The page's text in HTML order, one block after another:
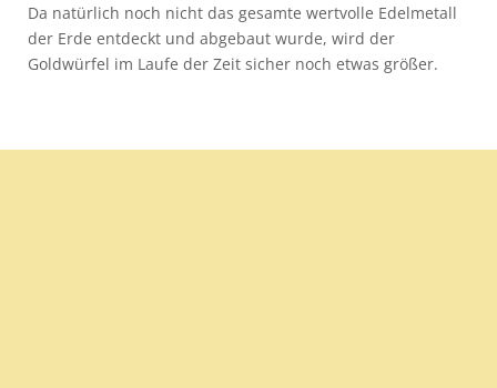
Da natürlich noch nicht das gesamte wertvolle Edelmetall
der Erde entdeckt und abgebaut wurde, wird der
Goldwürfel im Laufe der Zeit sicher noch etwas größer.